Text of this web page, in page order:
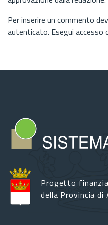
Per inserire un commento
autenticato. Esegui accesso
Progetto
della Provincia di